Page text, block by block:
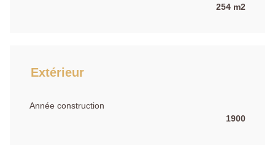
254 m2
Extérieur
Année construction
1900